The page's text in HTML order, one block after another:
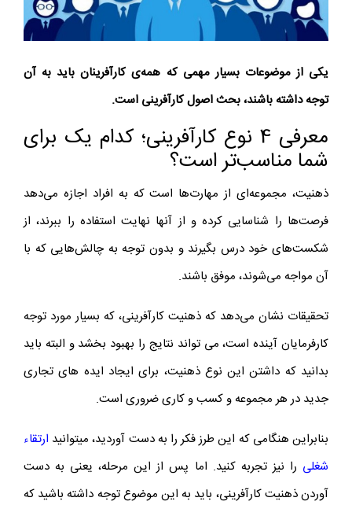
یکی از موضوعات بسیار مهمی که همه‌ی کارآفرینان باید به آن
توجه داشته باشند، بحث اصول کارآفرینی است.
معرفی 4 نوع کارآفرینی؛ کدام یک برای
شما مناسب‌تر است؟
ذهنیت، مجموعه‌ای از مهارت‌ها است که به افراد اجازه می‌دهد
فرصت‌ها را شناسایی کرده و از آنها نهایت استفاده را ببرند، از
شکست‌های خود درس بگیرند و بدون توجه به چالش‌هایی که با
آن مواجه می‌شوند، موفق باشند.
تحقیقات نشان می‌دهد که ذهنیت کارآفرینی، که بسیار مورد توجه
کارفرمایان آینده است، می تواند نتایج را بهبود بخشد و البته باید
بدانید که داشتن این نوع ذهنیت، برای ایجاد ایده های تجاری
جدید در هر مجموعه و کسب و کاری ضروری است.
بنابراین هنگامی که این طرز فکر را به دست آوردید، میتوانید ارتقاء
شغلی را نیز تجربه کنید. اما پس از این مرحله، یعنی به دست
آوردن ذهنیت کارآفرینی، باید به این موضوع توجه داشته باشید که